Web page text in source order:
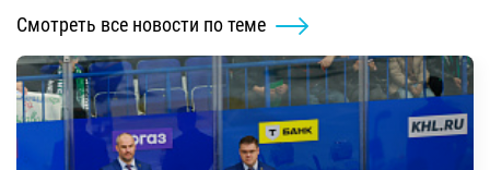
Смотреть все новости по теме